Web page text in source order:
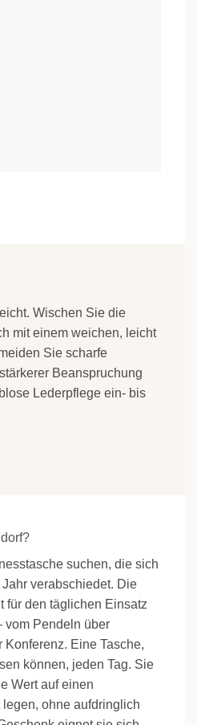
Wischen Sie die
mit einem weichen, leicht
Sie scharfe
Beanspruchung
Lederpflege ein- bis
suchen, die sich
verabschiedet. Die
für den täglichen Einsatz
Pendeln über
Konferenz. Eine Tasche,
können, jeden Tag. Sie
Wert auf einen
ohne aufdringlich